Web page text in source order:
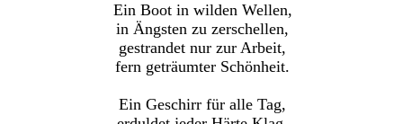
Ein Boot in wilden Wellen,
in Ängsten zu zerschellen,
gestrandet nur zur Arbeit,
fern geträumter Schönheit.
Ein Geschirr für alle Tag,